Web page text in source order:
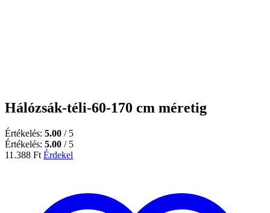
Hálózsák-téli-60-170 cm méretig
Értékelés: 5.00 / 5
Értékelés: 5.00 / 5
11.388 Ft Érdekel